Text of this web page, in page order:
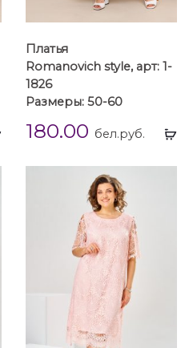
Выбрать
Платья
Romanovich style, арт: 1-
1826
Размеры: 50-60
180.00 бел.руб.